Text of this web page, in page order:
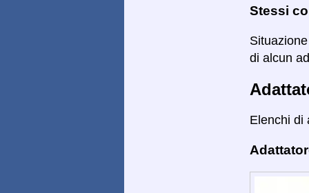
Stessi
di alcun
Elenchi di